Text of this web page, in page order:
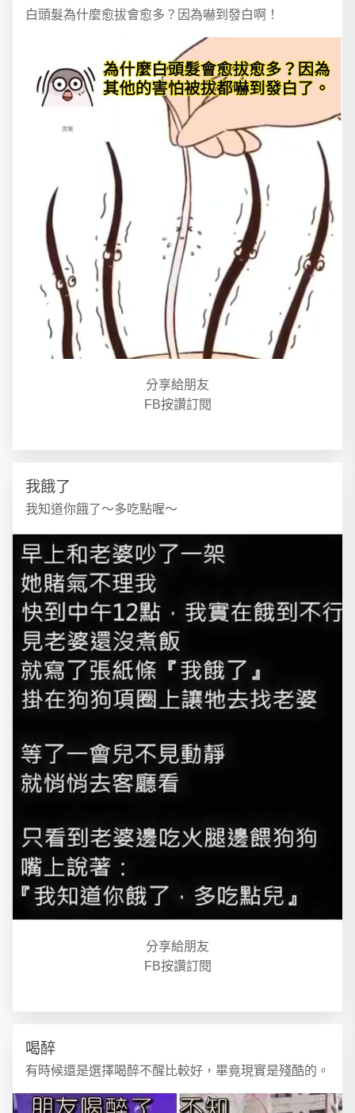
白頭髮為什麼愈拔會愈多？因為嚇到發白啊！
分享給朋友
FB按讚訂閱
我餓了
我知道你餓了～多吃點喔～
分享給朋友
FB按讚訂閱
喝醉
有時候還是選擇喝醉不醒比較好，畢竟現實是殘酷的。